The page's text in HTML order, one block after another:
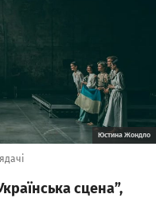
Юстина Жондло
сцена”,